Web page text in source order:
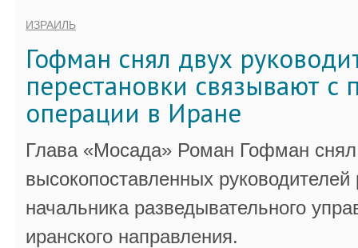
ИЗРАИЛЬ
Гофман снял двух
перестановки связывают с
операции в Иране
Глава «Мосада» Роман Гофман снял
высокопоставленных
начальника разведывательного
иранского направления.